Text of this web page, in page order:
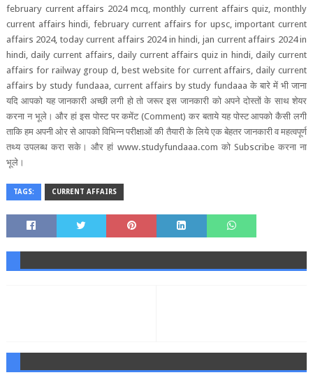
february current affairs 2024 mcq, monthly current affairs quiz, monthly
current affairs hindi, february current affairs for upsc, important current
affairs 2024, today current affairs 2024 in hindi, jan current affairs 2024 in
hindi, daily current affairs, daily current affairs quiz in hindi, daily current
affairs for railway group d, best website for current affairs, daily current
affairs by study fundaaa, current affairs by study fundaaaके बारे में भी जाना
यदि आपको यह जानकारी अच्‍छी लगी हो तो जरूर इस जानकारी को अपने दोस्‍तों के साथ शेयर
करना न भूले। और हां इस पोस्‍ट पर कमेंट(Comment) कर बताये यह पोस्‍ट आपको कैसी लगी
ताकि हम अपनी ओर से आपको विभिन्‍न परीक्षाओं की तैयारी के लिये एक बेहतर जानकारी व महत्‍वपूर्ण
तथ्‍य उपलब्‍ध करा सके। और हां www.studyfundaaa.com को Subscribe करना ना
भूले।
TAGS: CURRENT AFFAIRS